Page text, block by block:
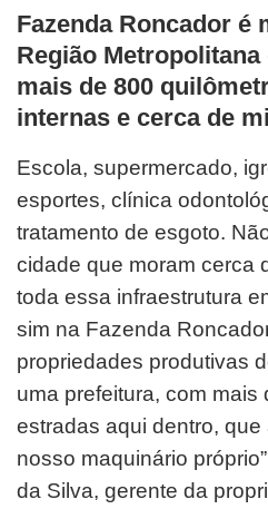
Fazenda Roncador é
Região
mais de 800
internas e cerca de
Escola, supermercado,
esportes, clínica
tratamento de esgoto.
cidade que moram cerca
toda essa infraestrutura
sim na Fazenda
propriedades produtivas
uma prefeitura, com mais
estradas aqui dentro,
nosso maquinário
da Silva, gerente da